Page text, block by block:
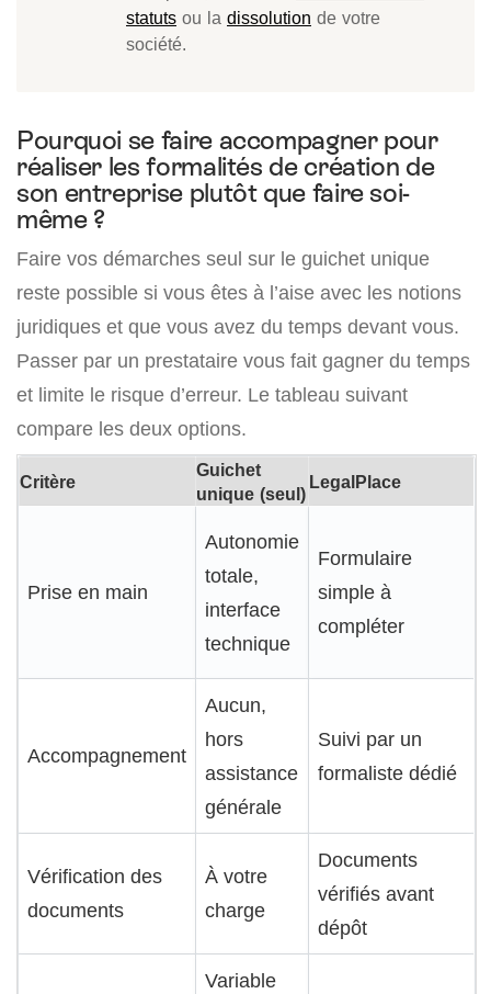
statuts ou la dissolution de votre
société.
Pourquoi se faire accompagner pour
réaliser les formalités de création de
son entreprise plutôt que faire soi-
même ?
Faire vos démarches seul sur le guichet unique
reste possible si vous êtes à l’aise avec les notions
juridiques et que vous avez du temps devant vous.
Passer par un prestataire vous fait gagner du temps
et limite le risque d’erreur. Le tableau suivant
compare les deux options.
Critère
Guichet
unique (seul)
LegalPlace
Prise en main
Autonomie
totale,
interface
technique
Formulaire
simple à
compléter
Accompagnement
Aucun,
hors
assistance
générale
Suivi par un
formaliste dédié
Vérification des
documents
À votre
charge
Documents
vérifiés avant
dépôt
Variable